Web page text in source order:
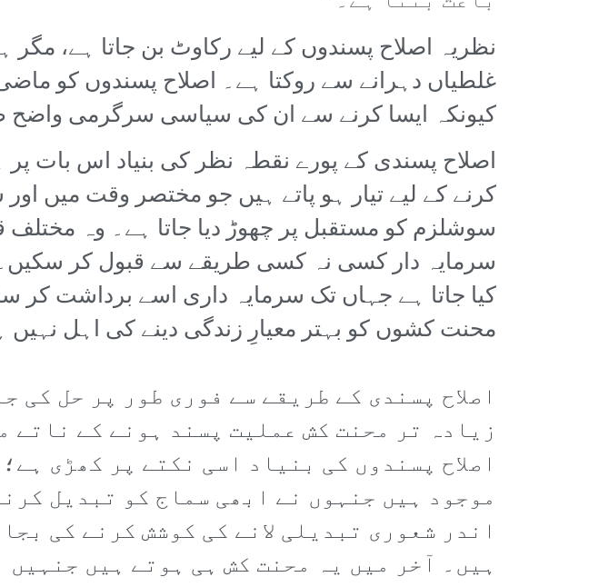
نظریہ اصلاح پسندوں کے لیے رکاوٹ بن جاتا ہے، مگر
غلطیاں دہرانے سے روکتا ہے۔ اصلاح پسندوں کو
کیونکہ ایسا کرنے سے ان کی سیاسی سرگرمی واضح
اصلاح پسندی کے پورے نقطہ نظر کی بنیاد اس بات
کرنے کے لیے تیار ہو پاتے ہیں جو مختصر وقت میں
سوشلزم کو مستقبل پر چھوڑ دیا جاتا ہے۔ وہ
سرمایہ دار کسی نہ کسی طریقے سے قبول کر
کیا جاتا ہے جہاں تک سرمایہ داری اسے برداشت
محنت کشوں کو بہتر معیارِ زندگی دینے کی اہل
اصلاح پسندی کے طریقے سے فوری طور پر حل
زیادہ تر محنت کش عملیت پسند ہونے کے
اصلاح پسندوں کی بنیاد اسی نکتے پر کھڑی
موجود ہیں جنہوں نے ابھی سماج کو تبدیل
اندر شعوری تبدیلی لانے کی کوشش کرنے کی
ہیں۔ آخر میں یہ محنت کش ہی ہوتے ہیں